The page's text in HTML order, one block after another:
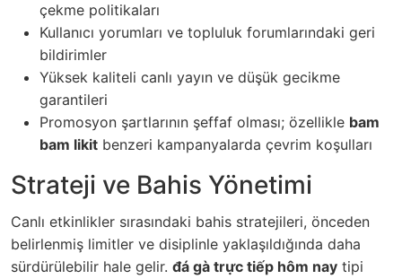
çekme politikaları
Kullanıcı yorumları ve topluluk forumlarındaki geri
bildirimler
Yüksek kaliteli canlı yayın ve düşük gecikme
garantileri
Promosyon şartlarının şeffaf olması; özellikle bam
bam likit benzeri kampanyalarda çevrim koşulları
Strateji ve Bahis Yönetimi
Canlı etkinlikler sırasındaki bahis stratejileri, önceden
belirlenmiş limitler ve disiplinle yaklaşıldığında daha
sürdürülebilir hale gelir. đá gà trực tiếp hôm nay tipi